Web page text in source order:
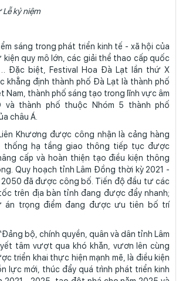
Lễ kỷ niệm
sáng trong phát triển kinh tế - xã hội của
kiện quy mô lớn, các giải thể thao cấp quốc
Đặc biệt, Festival Hoa Đà Lạt lần thứ X
khẳng định thành phố Đà Lạt là thành phố
Nam, thành phố sáng tạo trong lĩnh vực âm
và thành phố thuộc Nhóm 5 thành phố
châu Á.
Khương được công nhận là cảng hàng
thống hạ tầng giao thông tiếp tục được
cấp và hoàn thiện tạo điều kiện thông
Quy hoạch tỉnh Lâm Đồng thời kỳ 2021 -
2050 đã được công bố. Tiến độ đầu tư các
trên địa bàn tỉnh đang được đẩy nhanh;
án trọng điểm đang được ưu tiên bố trí
bộ, chính quyền, quân và dân tỉnh Lâm
tâm vượt qua khó khăn, vươn lên cùng
triển khai thực hiện mạnh mẽ, là điều kiện
lực mới, thúc đẩy quá trình phát triển kinh